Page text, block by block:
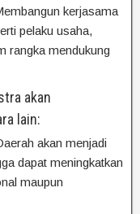
kerjasama
pelaku usaha,
rangka mendukung
akan
lain:
akan menjadi
dapat meningkatkan
maupun